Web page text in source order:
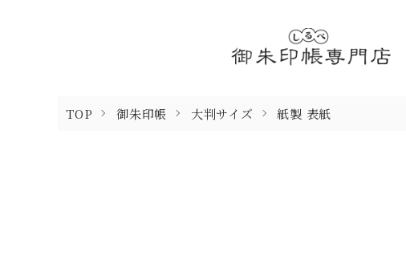
TOP 御朱印帳 大判サイズ 紙製 表紙